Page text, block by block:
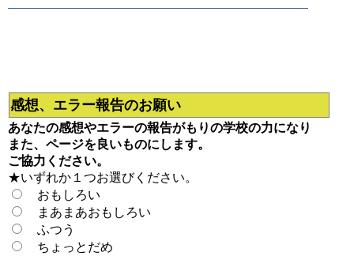
感想、エラー報告のお願い
あなたの感想やエラーの報告がもりの学校の力になり
また、ページを良いものにします。
ご協力ください。
★いずれか１つお選びください。
おもしろい
まあまあおもしろい
ふつう
ちょっとだめ